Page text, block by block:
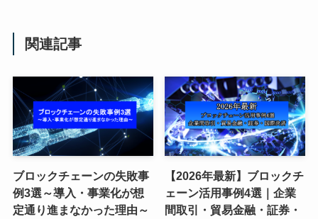
関連記事
ブロックチェーンの失敗事
例3選～導入・事業化が想
定通り進まなかった理由～
【2026年最新】ブロックチ
ェーン活用事例4選｜企業
間取引・貿易金融・証券・